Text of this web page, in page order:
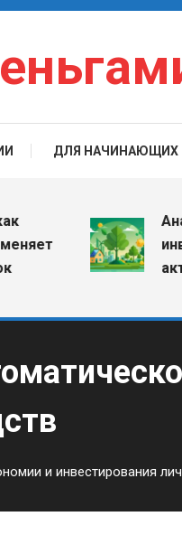
ДЛЯ НАЧИНАЮЩИХ
Анализ
активы
и инвестирования